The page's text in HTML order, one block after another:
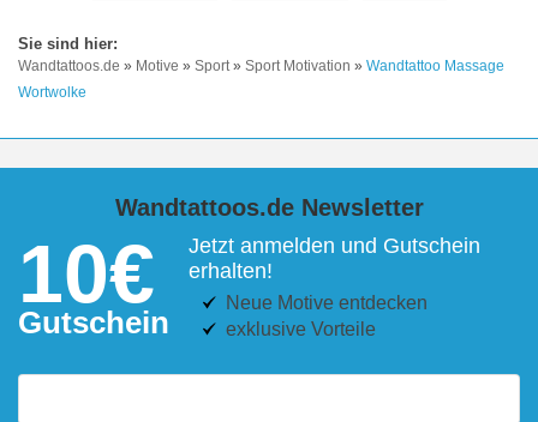
Wandtattoos.de » Motive » Sport » Sport Motivation » Wandtattoo Massage
Wortwolke
Wandtattoos.de Newsletter
10€
Gutschein
Jetzt anmelden und Gutschein
erhalten!
Neue Motive entdecken
exklusive Vorteile